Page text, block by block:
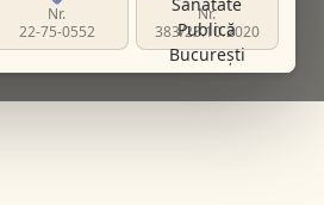
Nr.
22-75-0552
Nr.
383/23.10.2020